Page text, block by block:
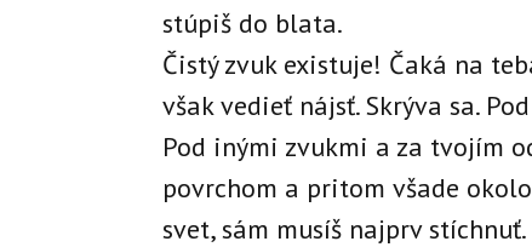
stúpiš do blata.
Čistý zvuk existuje! Čaká na
však vedieť nájsť. Skrýva sa.
Pod inými zvukmi a za tvojím
povrchom a pritom všade
svet, sám musíš najprv stíchnuť.